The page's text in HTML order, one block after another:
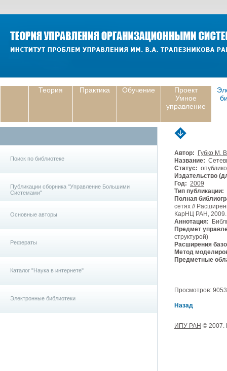
Теория Практика Обучение
Проект
Умное
управление
Поиск по библиотеке
Публикации сборника "Управление Большими
Системами"
Основные авторы
Рефераты
Каталог "Наука в интернете"
Электронные библиотеки
Автор:
Губко М.
Название:
Статус:
Издательство
Год: 2009
Тип публикации:
Полная
сетях //
КарНЦ РАН,
Аннотация:
Предмет
структурой)
Расширения
Метод
Предметные
Просмотров:
Назад
ИПУ РАН © 2007.